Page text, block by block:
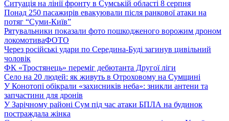
Ситуація на лінії фронту в Сумській області 8 серпня
Понад 250 пасажирів евакуювали після ранкової атаки на
потяг “Суми-Київ”
Рятувальники показали фото пошкодженого ворожим дроном
локомотиваФОТО
Через російські удари по Середина-Буді загинув цивільний
чоловік
ФК «Тростянець» переміг дебютанта Другої ліги
Село на 20 людей: як живуть в Отроховому на Сумщині
У Конотопі обікрали «захисників неба»: зникли антени та
запчастини для дронів
У Зарічному районі Сум під час атаки БПЛА на будинок
постраждала жінка